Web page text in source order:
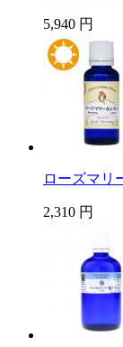
5,940 円
ローズマ
2,310 円